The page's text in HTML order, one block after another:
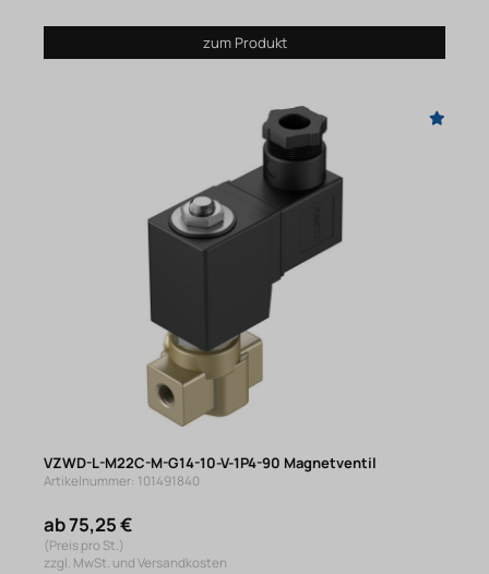
zum Produkt
VZWD-L-M22C-M-G14-10-V-1P4-90 Magnetventil
Artikelnummer: 101491840
ab 75,25 €
(Preis pro St.)
zzgl. MwSt. und Versandkosten